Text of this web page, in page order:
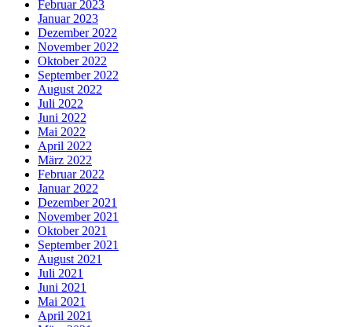
Februar 2023
Januar 2023
Dezember 2022
November 2022
Oktober 2022
September 2022
August 2022
Juli 2022
Juni 2022
Mai 2022
April 2022
März 2022
Februar 2022
Januar 2022
Dezember 2021
November 2021
Oktober 2021
September 2021
August 2021
Juli 2021
Juni 2021
Mai 2021
April 2021